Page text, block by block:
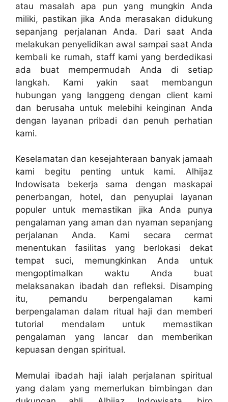
atau masalah apa pun yang mungkin Anda
miliki, pastikan jika Anda merasakan didukung
sepanjang perjalanan Anda. Dari saat Anda
melakukan penyelidikan awal sampai saat Anda
kembali ke rumah, staff kami yang berdedikasi
ada buat mempermudah Anda di setiap
langkah. Kami yakin saat membangun
hubungan yang langgeng dengan client kami
dan berusaha untuk melebihi keinginan Anda
dengan layanan pribadi dan penuh perhatian
kami.
Keselamatan dan kesejahteraan banyak jamaah
kami begitu penting untuk kami. Alhijaz
Indowisata bekerja sama dengan maskapai
penerbangan, hotel, dan penyuplai layanan
populer untuk memastikan jika Anda punya
pengalaman yang aman dan nyaman sepanjang
perjalanan Anda. Kami secara cermat
menentukan fasilitas yang berlokasi dekat
tempat suci, memungkinkan Anda untuk
mengoptimalkan waktu Anda buat
melaksanakan ibadah dan refleksi. Disamping
itu, pemandu berpengalaman kami
berpengalaman dalam ritual haji dan memberi
tutorial mendalam untuk memastikan
pengalaman yang lancar dan memberikan
kepuasan dengan spiritual.
Memulai ibadah haji ialah perjalanan spiritual
yang dalam yang memerlukan bimbingan dan